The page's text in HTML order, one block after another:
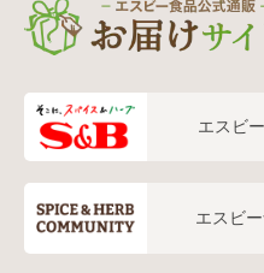
エスビ
エスビ